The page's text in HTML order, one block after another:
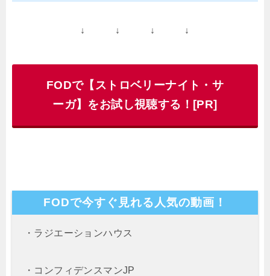
↓ ↓ ↓ ↓
FODで【ストロベリーナイト・サ
ーガ】をお試し視聴する！[PR]
FODで今すぐ見れる人気の動画！
・ラジエーションハウス
・コンフィデンスマンJP